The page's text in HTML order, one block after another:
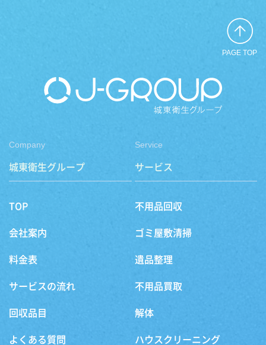
PAGE TOP
Company
城東衛生グループ
TOP
会社案内
料金表
サービスの流れ
回収品目
よくある質問
Service
サービス
不用品回収
ゴミ屋敷清掃
遺品整理
不用品買取
解体
ハウスクリーニング